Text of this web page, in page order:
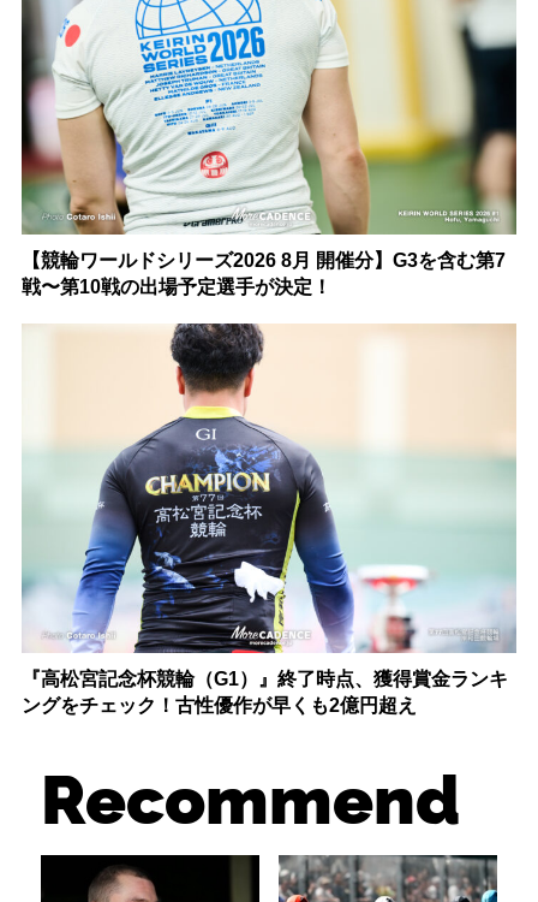
【競輪ワールドシリーズ2026 8月 開催分】G3を含む第7
戦〜第10戦の出場予定選手が決定！
『高松宮記念杯競輪（G1）』終了時点、獲得賞金ランキ
ングをチェック！古性優作が早くも2億円超え
Recommend